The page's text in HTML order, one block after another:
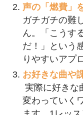
声の「燃費」
ガチガチの難
ん。「こうす
だ！」という
りやすいアプ
お好きな曲や
実際に好きな
変わっていく